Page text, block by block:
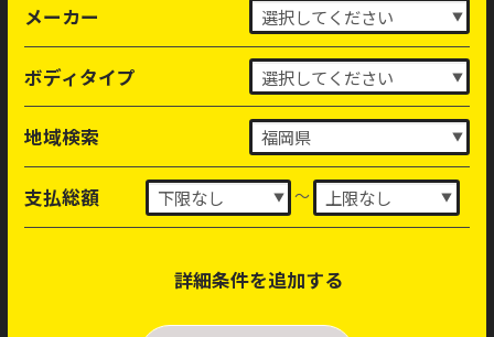
メーカー
ボディタイプ
地域検索
支払総額 ～
詳細条件を追加する